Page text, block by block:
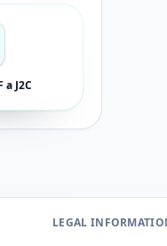
J2C
LEGAL